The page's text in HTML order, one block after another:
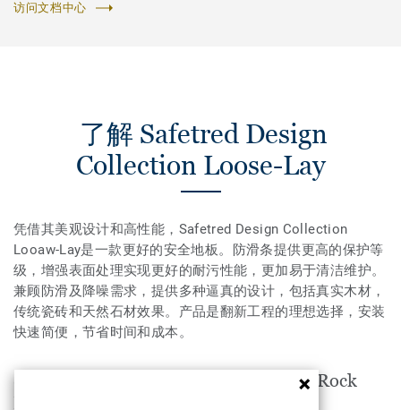
访问文档中心
了解 Safetred Design
Collection Loose-Lay
凭借其美观设计和高性能，Safetred Design Collection
Looaw-Lay是一款更好的安全地板。防滑条提供更高的保护等
级，增强表面处理实现更好的耐污性能，更加易于清洁维护。
兼顾防滑及降噪需求，提供多种逼真的设计，包括真实木材，
传统瓷砖和天然石材效果。产品是翻新工程的理想选择，安装
快速简便，节省时间和成本。
Safetred Design Collection Loose-Lay Rock